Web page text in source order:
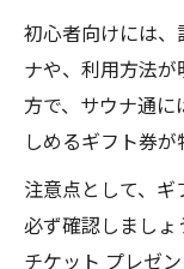
初心者向けには
ナや、利用方法
方で、サウナ通
しめるギフト券が
注意点として、
必ず確認しまし
チケット プレゼ